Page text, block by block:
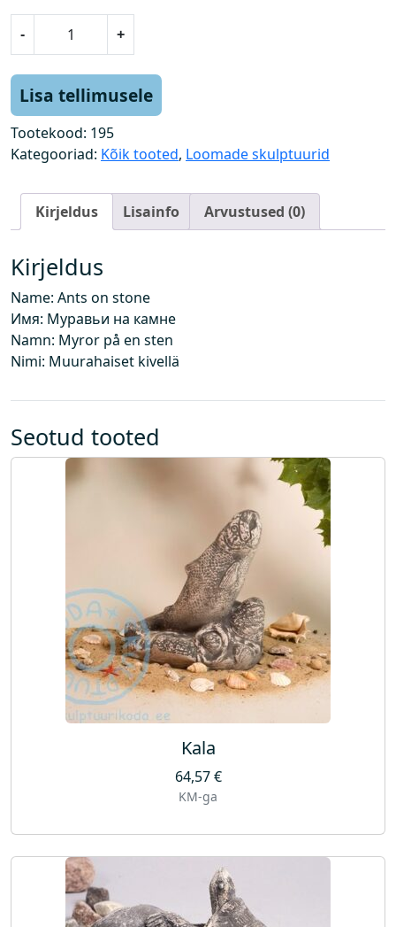
-
l
g
a
v
i
l
k
o
g
u
+
Lisa tellimusele
Tootekood: 195
Kategooriad: Kõik tooted, Loomade skulptuurid
Kirjeldus Lisainfo Arvustused (0)
Kirjeldus
Name: Ants on stone
Имя: Муравьи на камне
Namn: Myror på en sten
Nimi: Muurahaiset kivellä
Seotud tooted
Kala
64,57€
KM-ga